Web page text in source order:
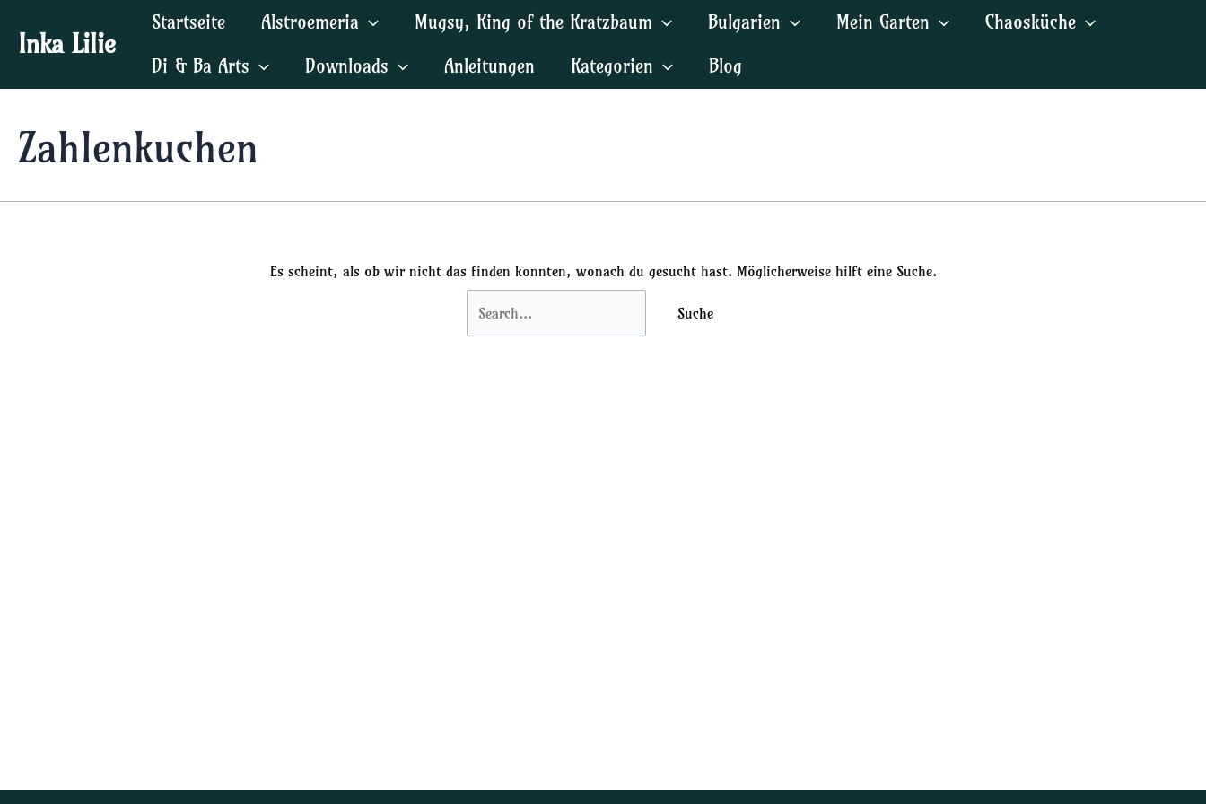
Inhalt
springen
Inka Lilie
Startseite Alstroemeria Mugsy, King of the Kratzbaum Bulgarien Mein Garten
Chaosküche
Di & Ba Arts
Downloads Anleitungen Kategorien Blog
Zahlenkuchen
Es scheint, als ob wir nicht das finden konnten, wonach du gesucht hast. Möglicherweise hilft eine Suche.
Suchen
nach: